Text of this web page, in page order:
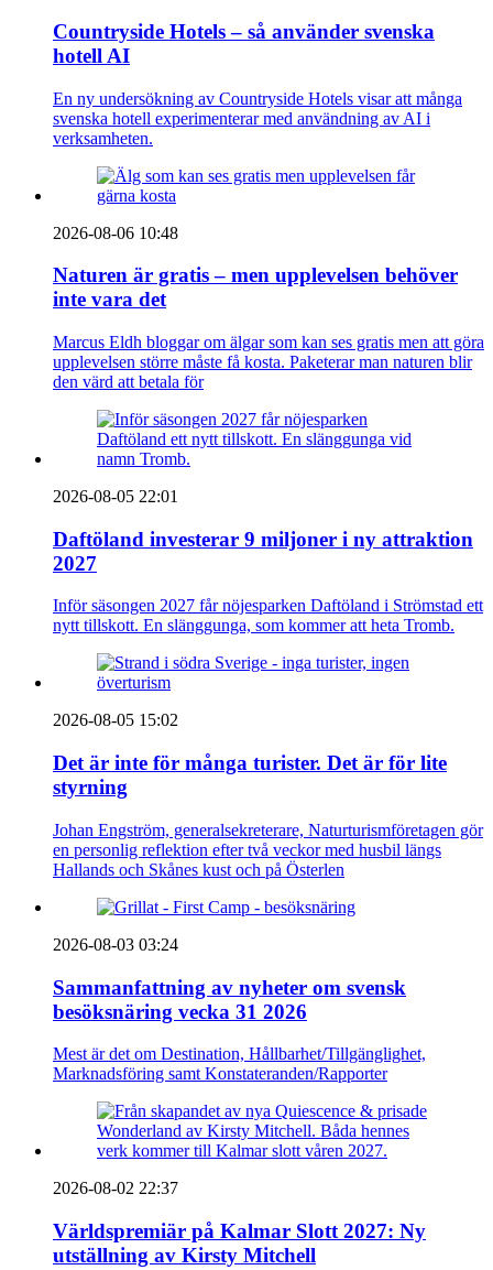
Countryside Hotels – så använder svenska
hotell AI
En ny undersökning av Countryside Hotels visar att många
svenska hotell experimenterar med användning av AI i
verksamheten.
2026-08-06 10:48
Naturen är gratis – men upplevelsen behöver
inte vara det
Marcus Eldh bloggar om älgar som kan ses gratis men att göra
upplevelsen större måste få kosta. Paketerar man naturen blir
den värd att betala för
2026-08-05 22:01
Daftöland investerar 9 miljoner i ny attraktion
2027
Inför säsongen 2027 får nöjesparken Daftöland i Strömstad ett
nytt tillskott. En slänggunga, som kommer att heta Tromb.
2026-08-05 15:02
Det är inte för många turister. Det är för lite
styrning
Johan Engström, generalsekreterare, Naturturismföretagen gör
en personlig reflektion efter två veckor med husbil längs
Hallands och Skånes kust och på Österlen
2026-08-03 03:24
Sammanfattning av nyheter om svensk
besöksnäring vecka 31 2026
Mest är det om Destination, Hållbarhet/Tillgänglighet,
Marknadsföring samt Konstateranden/Rapporter
2026-08-02 22:37
Världspremiär på Kalmar Slott 2027: Ny
utställning av Kirsty Mitchell